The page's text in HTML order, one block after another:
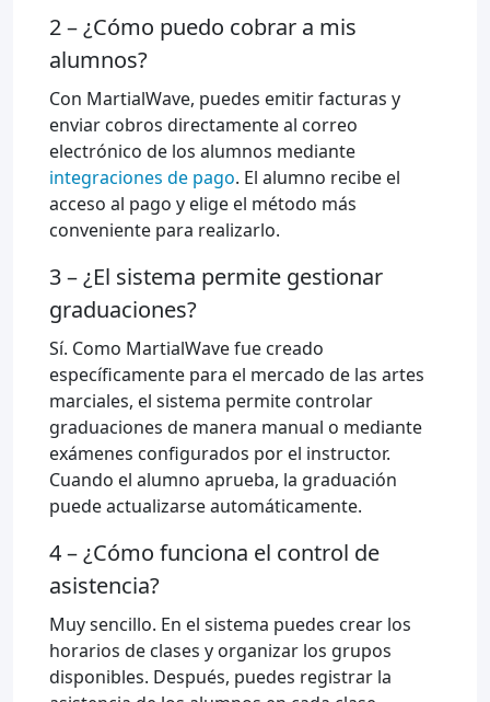
2 – ¿Cómo puedo cobrar a mis
alumnos?
Con MartialWave, puedes emitir facturas y
enviar cobros directamente al correo
electrónico de los alumnos mediante
integraciones de pago. El alumno recibe el
acceso al pago y elige el método más
conveniente para realizarlo.
3 – ¿El sistema permite gestionar
graduaciones?
Sí. Como MartialWave fue creado
específicamente para el mercado de las artes
marciales, el sistema permite controlar
graduaciones de manera manual o mediante
exámenes configurados por el instructor.
Cuando el alumno aprueba, la graduación
puede actualizarse automáticamente.
4 – ¿Cómo funciona el control de
asistencia?
Muy sencillo. En el sistema puedes crear los
horarios de clases y organizar los grupos
disponibles. Después, puedes registrar la